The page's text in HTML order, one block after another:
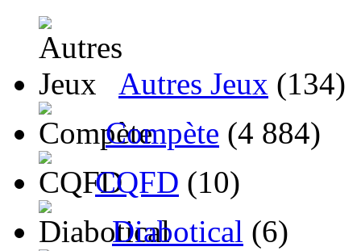
Autres Jeux (134)
Compète (4 884)
CQFD (10)
Diabotical (6)